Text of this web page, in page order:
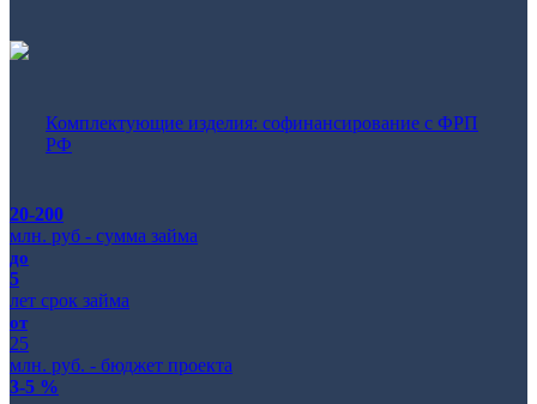
Комплектующие изделия: софинансирование с ФРП
РФ
20-200
млн. руб - сумма займа
до
5
лет срок займа
от
25
млн. руб. - бюджет проекта
3-5 %